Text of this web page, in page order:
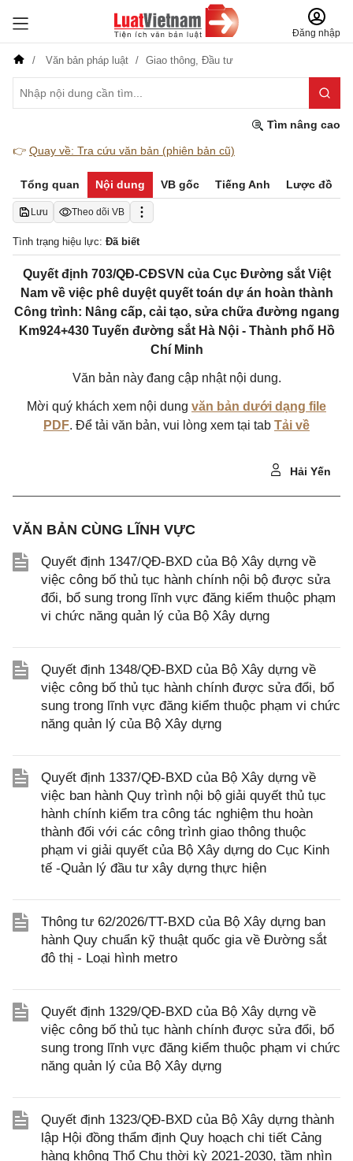
Đăng nhập
Văn bản pháp luật Giao thông, Đầu tư
Tìm nâng cao
👉 Quay về: Tra cứu văn bản (phiên bản cũ)
Tổng quan Nội dung VB gốc Tiếng Anh Lược đồ
Lưu Theo dõi VB
Tình trạng hiệu lực: Đã biết
Quyết định 703/QĐ-CĐSVN của Cục Đường sắt Việt
Nam về việc phê duyệt quyết toán dự án hoàn thành
Công trình: Nâng cấp, cải tạo, sửa chữa đường ngang
Km924+430 Tuyến đường sắt Hà Nội - Thành phố Hồ
Chí Minh
Văn bản này đang cập nhật nội dung.
Mời quý khách xem nội dung văn bản dưới dạng file
PDF. Để tải văn bản, vui lòng xem tại tab Tải về
Hải Yến
VĂN BẢN CÙNG LĨNH VỰC
Quyết định 1347/QĐ-BXD của Bộ Xây dựng về
việc công bố thủ tục hành chính nội bộ được sửa
đổi, bổ sung trong lĩnh vực đăng kiểm thuộc phạm
vi chức năng quản lý của Bộ Xây dựng
Quyết định 1348/QĐ-BXD của Bộ Xây dựng về
việc công bố thủ tục hành chính được sửa đổi, bổ
sung trong lĩnh vực đăng kiểm thuộc phạm vi chức
năng quản lý của Bộ Xây dựng
Quyết định 1337/QĐ-BXD của Bộ Xây dựng về
việc ban hành Quy trình nội bộ giải quyết thủ tục
hành chính kiểm tra công tác nghiệm thu hoàn
thành đối với các công trình giao thông thuộc
phạm vi giải quyết của Bộ Xây dựng do Cục Kinh
tế -Quản lý đầu tư xây dựng thực hiện
Thông tư 62/2026/TT-BXD của Bộ Xây dựng ban
hành Quy chuẩn kỹ thuật quốc gia về Đường sắt
đô thị - Loại hình metro
Quyết định 1329/QĐ-BXD của Bộ Xây dựng về
việc công bố thủ tục hành chính được sửa đổi, bổ
sung trong lĩnh vực đăng kiểm thuộc phạm vi chức
năng quản lý của Bộ Xây dựng
Quyết định 1323/QĐ-BXD của Bộ Xây dựng thành
lập Hội đồng thẩm định Quy hoạch chi tiết Cảng
hàng không Thổ Chu thời kỳ 2021-2030, tầm nhìn